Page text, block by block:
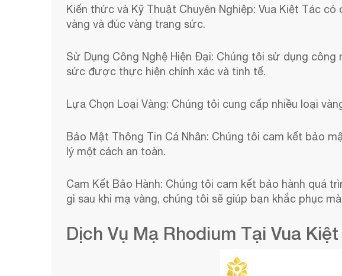
Kiến thức và Kỹ Thuật Chuyên Nghiệp: Vua Kiệt Tác
vàng và đúc vàng trang sức.
Sử Dụng Công Nghệ Hiện Đại: Chúng tôi sử dụng
sức được thực hiện chính xác và tinh tế.
Lựa Chọn Loại Vàng: Chúng tôi cung cấp nhiều loại
Bảo Mật Thông Tin Cá Nhân: Chúng tôi cam kết bảo
lý một cách an toàn.
Cam Kết Bảo Hành: Chúng tôi cam kết bảo hành quá
gì sau khi mạ vàng, chúng tôi sẽ giúp bạn khắc phục
Dịch Vụ Mạ Rhodium Tại Vua